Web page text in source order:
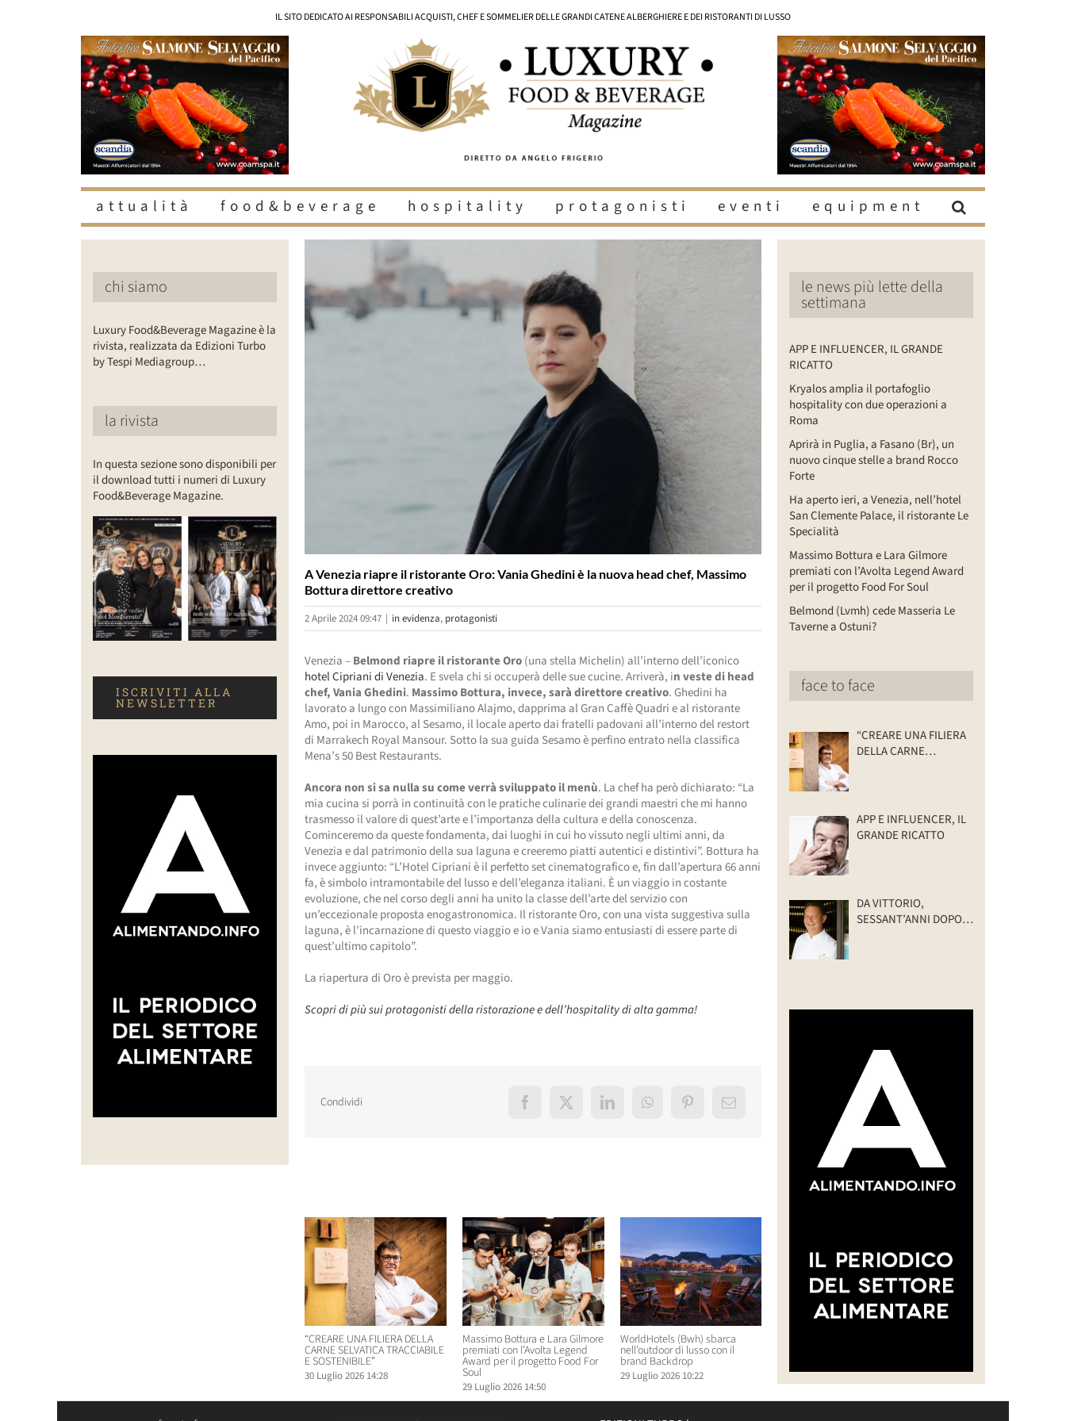
IL SITO DEDICATO AI RESPONSABILI ACQUISTI, CHEF E SOMMELIER DELLE GRANDI CATENE ALBERGHIERE E DEI RISTORANTI DI LUSSO
attualità food&beverage hospitality protagonisti eventi equipment
A Venezia riapre il ristorante Oro: Vania Ghedini è la nuova head chef, Massimo
Bottura direttore creativo
2 Aprile 2024 09:47 | in evidenza, protagonisti
Venezia –Belmond riapre il ristorante Oro(una stella Michelin) all’interno dell’iconico
hotel Cipriani di Venezia. E svela chi si occuperà delle sue cucine. Arriverà, in veste di head
chef, Vania Ghedini. Massimo Bottura, invece, sarà direttore creativo. Ghedini ha
lavorato a lungo con Massimiliano Alajmo, dapprima al Gran Caffè Quadri e al ristorante
Amo, poi in Marocco, al Sesamo, il locale aperto dai fratelli padovani all’interno del restort
di Marrakech Royal Mansour. Sotto la sua guida Sesamo è perfino entrato nella classifica
Mena’s 50 Best Restaurants.
Ancora non si sa nulla su come verrà sviluppato il menù. La chef ha però dichiarato: “La
mia cucina si porrà in continuità con le pratiche culinarie dei grandi maestri che mi hanno
trasmesso il valore di quest’arte e l’importanza della cultura e della conoscenza.
Cominceremo da queste fondamenta, dai luoghi in cui ho vissuto negli ultimi anni, da
Venezia e dal patrimonio della sua laguna e creeremo piatti autentici e distintivi”. Bottura ha
invece aggiunto: “L’Hotel Cipriani è il perfetto set cinematografico e, fin dall’apertura 66 anni
fa, è simbolo intramontabile del lusso e dell’eleganza italiani. È un viaggio in costante
evoluzione, che nel corso degli anni ha unito la classe dell’arte del servizio con
un’eccezionale proposta enogastronomica. Il ristorante Oro, con una vista suggestiva sulla
laguna, è l’incarnazione di questo viaggio e io e Vania siamo entusiasti di essere parte di
quest’ultimo capitolo”.
La riapertura di Oro è prevista per maggio.
Scopri di più sui protagonisti della ristorazione e dell’hospitality di alta gamma!
Condividi Facebook
X LinkedInWhatsAppPinterestEmail
“CREARE UNA FILIERA DELLA
CARNE SELVATICA TRACCIABILE
E SOSTENIBILE”
30 Luglio 2026 14:28
Massimo Bottura e Lara Gilmore
premiati con l’Avolta Legend
Award per il progetto Food For
Soul
29 Luglio 2026 14:50
WorldHotels (Bwh) sbarca
nell’outdoor di lusso con il
brand Backdrop
29 Luglio 2026 10:22 30 Luglio 2026 14:28 Soul
29 Luglio 2026 14:50
chi siamo
Luxury Food&Beverage Magazine è la
rivista, realizzata da Edizioni Turbo
by Tespi Mediagroup…
la rivista
In questa sezione sono disponibili per
il download tutti i numeri di Luxury
Food&Beverage Magazine.
ISCRIVITI ALLA
NEWSLETTER
le news più lette della
settimana
APP E INFLUENCER, IL GRANDE
RICATTO
Kryalos amplia il portafoglio
hospitality con due operazioni a
Roma
Aprirà in Puglia, a Fasano (Br), un
nuovo cinque stelle a brand Rocco
Forte
Ha aperto ieri, a Venezia, nell’hotel
San Clemente Palace, il ristorante Le
Specialità
Massimo Bottura e Lara Gilmore
premiati con l’Avolta Legend Award
per il progetto Food For Soul
Belmond (Lvmh) cede Masseria Le
Taverne a Ostuni?
face to face
“CREARE UNA FILIERA
DELLA CARNE
APP E INFLUENCER, IL
GRANDE RICATTO
DA VITTORIO,
SESSANT’ANNI DOPO: